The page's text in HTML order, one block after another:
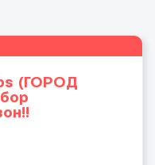
(ГОРОД